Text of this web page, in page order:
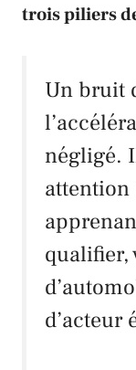
trois piliers
Un bruit
négligé.
attention
qualifier,
d’acteur